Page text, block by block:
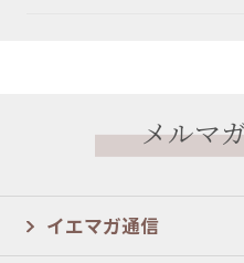
メルマ
イエマガ通信